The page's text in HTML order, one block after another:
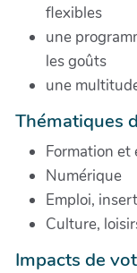
flexibles
une
les goûts
une
Thématiques
Formation et
Numérique
Emploi,
Culture,
Impacts de